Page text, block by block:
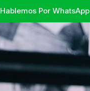
Hablemos Por WhatsApp